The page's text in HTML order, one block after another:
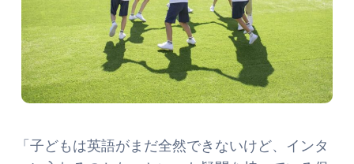
「子どもは英語がまだ全然できないけど、インタ